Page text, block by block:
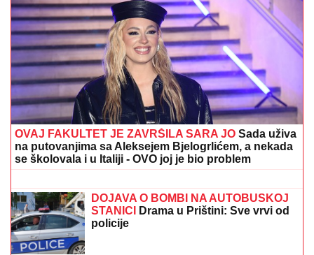
"NISAM HTEO DA UČESTVUJEM U TOME"Srpski
muzičar otkrio zašto je napustio "Zvezde Granda":
"Svađe su iscenirane, žiri je bitniji od takmičara"
"OKO SINA PERUNA NE MOŽE NIKO
DA NAM POMOGNE"Žena Ognjena
Amidžića zbog ćerke Lole unajmila
DADILJU IZ AZIJE, pa priznala sa čim
SELI SE U STAN SA BIVŠOM ŽENOM
Glumac nakon razvoda doneo
neobičnu odluku, a sada pokazao